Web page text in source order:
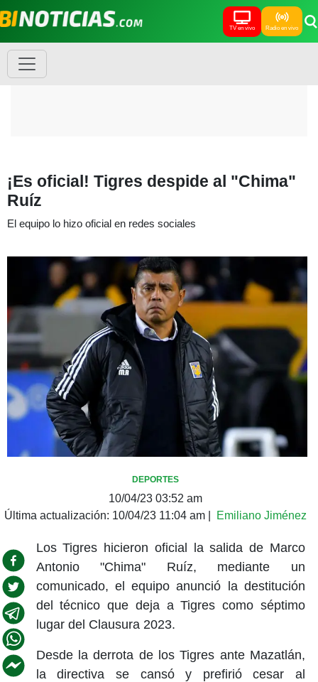
TV en vivo Radio en vivo
¡Es oficial! Tigres despide al "Chima"
Ruíz
El equipo lo hizo oficial en redes sociales
DEPORTES
10/04/23 03:52 am
Última actualización: 10/04/23 11:04 am Emiliano Jiménez
Los Tigres hicieron oficial la salida de Marco
Antonio "Chima" Ruíz, mediante un
comunicado, el equipo anunció la destitución
del técnico que deja a Tigres como séptimo
lugar del Clausura 2023.
Desde la derrota de los Tigres ante Mazatlán,
la directiva se cansó y prefirió cesar al